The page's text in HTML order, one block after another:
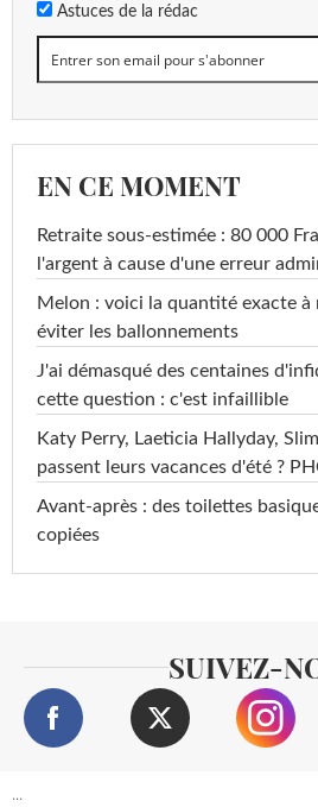
Astuces de la rédac
EN CE MOMENT
Retraite sous-estimée : 80 000
l'argent à cause d'une erreur
Melon : voici la quantité exacte à
éviter les ballonnements
J'ai démasqué des centaines
cette question : c'est infaillible
Katy Perry, Laeticia Hallyday,
passent leurs vacances d'été ?
Avant-après : des toilettes
copiées
SUIVEZ-
...